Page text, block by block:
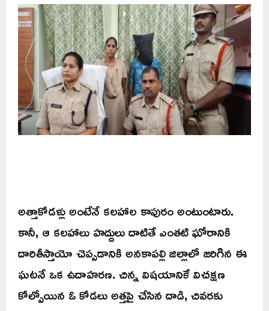
అత్తాకోడళ్లు అంటేనే కలహాల కాపురం అంటుంటారు.
కానీ, ఆ కలహాలు హద్దులు దాటితే ఎంతటి ఘోరానికి
దారితీస్తాయో చెప్పడానికి అనకాపల్లి జిల్లాలో జరిగిన ఈ
ఘటనే ఒక ఉదాహరణ. చిన్న విషయానికే విచక్షణ
కోల్పోయిన ఓ కోడలు అత్తపై చేసిన దాడి, చివరకు